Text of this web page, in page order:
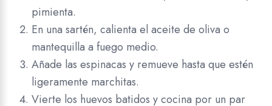
pimienta.
En una sartén, calienta el aceite de oliva o
mantequilla a fuego medio.
Añade las espinacas y remueve hasta que estén
ligeramente marchitas.
Vierte los huevos batidos y cocina por un par